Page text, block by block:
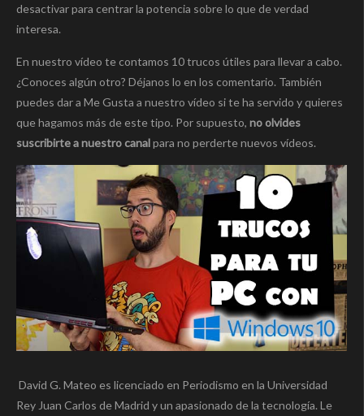
desactivar para centrar la potencia sobre lo que de verdad
interesa.
En nuestro vídeo te contamos 10 trucos útiles para llevar a cabo.
¿Conoces algún otro? Déjanos lo en los comentario. También
puedes dar a Me Gusta a nuestro vídeo si te ha servido y quieres
que hagamos más de este tipo. Por supuesto, no olvides
suscribirte a nuestro canalpara no perderte nuevos vídeos.
David G. Mateo es licenciado en Periodismo en la Universidad
Rey Juan Carlos de Madrid y un apasionado de la tecnología. Le